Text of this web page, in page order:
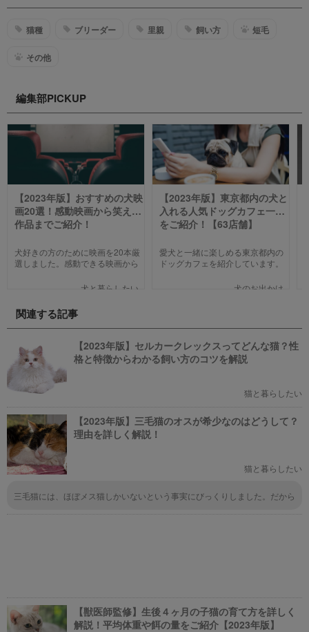
猫種 ブリーダー 里親 飼い方 短毛
その他
編集部PICKUP
【2023年版】おすすめの犬映
画20選！感動映画から笑える
作品までご紹介！
犬好きの方のために映画を20本厳
選しました。感動できる映画から
で、犬の名作映画を邦画7本,洋画7
ぞれの映画の魅力やあらすじを短
い文章で簡潔に紹介しています。
映画選びの参考にしていただけれ
犬と暮らしたい
【2023年版】東京都内の犬と
入れる人気ドッグカフェ一覧
をご紹介！【63店舗】
愛犬と一緒に楽しめる東京都内の
ドッグカフェを紹介しています。
のついでに立ち寄るのにピッタリ
ましょう！
犬のお出かけ
関連する記事
【2023年版】セルカークレックスってどんな猫？性
格と特徴からわかる飼い方のコツを解説
猫と暮らしたい
【2023年版】三毛猫のオスが希少なのはどうして？
理由を詳しく解説！
猫と暮らしたい
三毛猫には、ほぼメス猫しかいないという事実にびっくりしました。だから
なんですね。あまり猫ちゃんの性別をよく考えたことがなかったので、衝撃
【獣医師監修】生後４ヶ月の子猫の育て方を詳しく
解説！平均体重や餌の量をご紹介【2023年版】